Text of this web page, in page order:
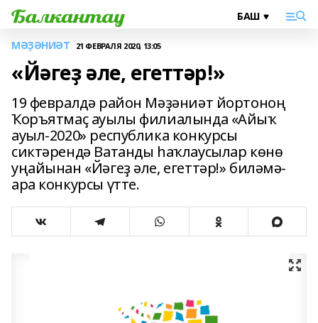
МӘҘӘНИӘТ 21 ФЕВРАЛЯ 2020, 13:05
«Йәгеҙ әле, егеттәр!»
19 февралдә район Мәҙәниәт йортоноң
Ҡоръятмаҫ ауылы филиалында «Айыҡ
ауыл-2020» республика конкурсы
сиктәрендә Ватанды һаҡлаусылар көнө
уңайынан «Йәгеҙ әле, егеттәр!» биләмә-
ара конкурсы үтте.